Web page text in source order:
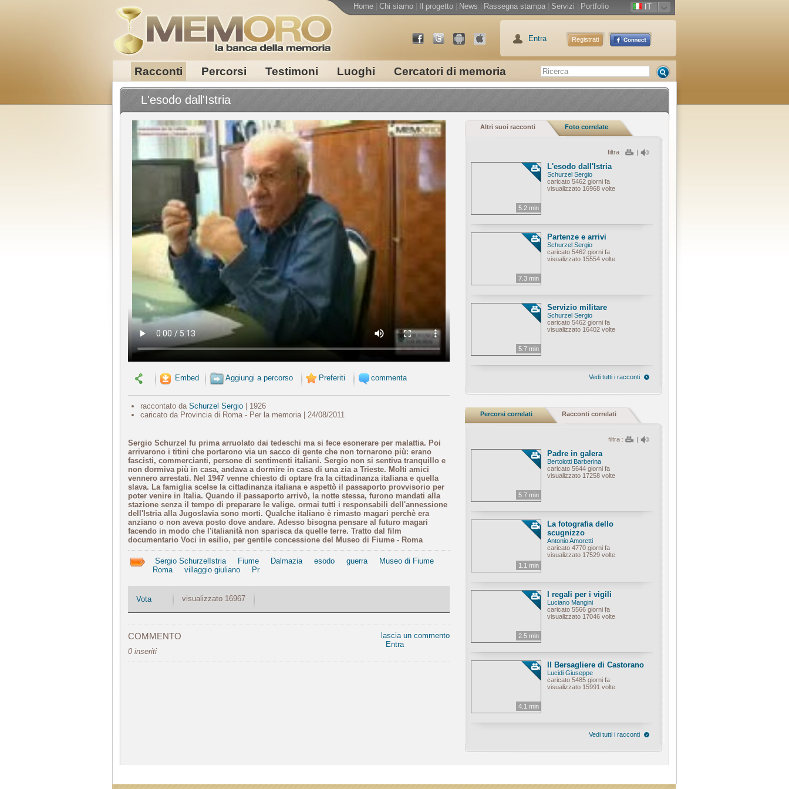
Racconti Percorsi Testimoni Luoghi Cercatori di memoria
Home Chi siamo Il progetto News Rassegna stampa Servizi Portfolio IT
Entra Registrati
L'esodo dall'Istria
Embed Aggiungi a percorso Preferiti commenta
raccontato da Schurzel Sergio| 1926
caricato da Provincia di Roma - Per la memoria | 24/08/2011
Sergio Schurzel fu prima arruolato dai tedeschi ma si fece esonerare per malattia. Poi
arrivarono i titini che portarono via un sacco di gente che non tornarono più: erano
fascisti, commercianti, persone di sentimenti italiani. Sergio non si sentiva tranquillo e
non dormiva più in casa, andava a dormire in casa di una zia a Trieste. Molti amici
vennero arrestati. Nel 1947 venne chiesto di optare fra la cittadinanza italiana e quella
slava. La famiglia scelse la cittadinanza italiana e aspettò il passaporto provvisorio per
poter venire in Italia. Quando il passaporto arrivò, la notte stessa, furono mandati alla
stazione senza il tempo di preparare le valige. ormai tutti i responsabili dell'annessione
dell'Istria alla Jugoslavia sono morti. Qualche italiano è rimasto magari perchè era
anziano o non aveva posto dove andare. Adesso bisogna pensare al futuro magari
facendo in modo che l'italianità non sparisca da quelle terre. Tratto dal film
documentario Voci in esilio, per gentile concessione del Museo di Fiume - Roma
Sergio SchurzelIstria Fiume Dalmazia esodo guerra
Museo di Fiume
Roma
villaggio giuliano Pr
Vota visualizzato 16967
COMMENTO
0 inseriti
lascia un commento
Entra
Altri suoi racconti Foto correlate
filtra : |
5.2 min
L'esodo dall'Istria
Schurzel Sergio
caricato 5462 giorni fa
visualizzato 16968 volte
7.3 min
Partenze e arrivi
Schurzel Sergio
caricato 5462 giorni fa
visualizzato 15554 volte
5.7 min
Servizio militare
Schurzel Sergio
caricato 5462 giorni fa
visualizzato 16402 volte
Vedi tutti i racconti
Percorsi correlati Racconti correlati
filtra : |
5.7 min
Padre in galera
Bertolotti Barberina
caricato 5644 giorni fa
visualizzato 17258 volte
1.1 min
La fotografia dello
scugnizzo
Antonio Amoretti
caricato 4770 giorni fa
visualizzato 17529 volte
2.5 min
I regali per i vigili
Luciano Mangini
caricato 5566 giorni fa
visualizzato 17046 volte
4.1 min
Il Bersagliere di Castorano
Lucidi Giuseppe
caricato 5485 giorni fa
visualizzato 15991 volte
Vedi tutti i racconti